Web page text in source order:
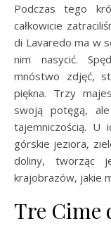
Podczas tego
całkowicie
di Lavaredo ma w
nim nasycić.
mnóstwo zdjęć,
piękna. Trzy
swoją potęgą,
tajemniczością. U
górskie jeziora,
doliny, tworząc
krajobrazów, jakie
Tre Cime